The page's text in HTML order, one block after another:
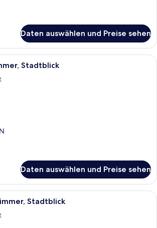
Daten auswählen und Preise sehen
Ein Schlafzimmer mit Bett,
Stadtblick
Daten auswählen und Preise sehen
Ein Schlafzimmer mit Bett,
Stadtblick